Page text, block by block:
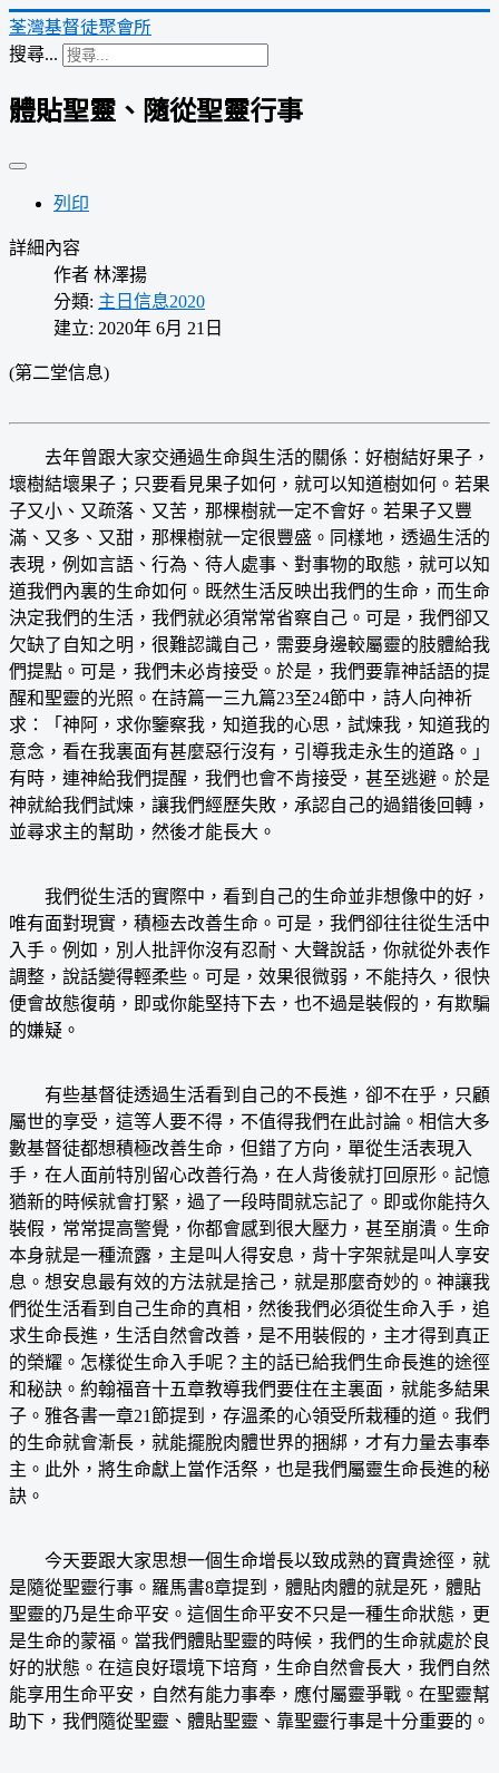
荃灣基督徒聚會所
搜尋...
體貼聖靈、隨從聖靈行事
列印
詳細內容
作者 林澤揚
分類: 主日信息2020
建立: 2020年 6月 21日
(第二堂信息)
去年曾跟大家交通過生命與生活的關係：好樹結好果子，
壞樹結壞果子；只要看見果子如何，就可以知道樹如何。若果
子又小、又疏落、又苦，那棵樹就一定不會好。若果子又豐
滿、又多、又甜，那棵樹就一定很豐盛。同樣地，透過生活的
表現，例如言語、行為、待人處事、對事物的取態，就可以知
道我們內裏的生命如何。既然生活反映出我們的生命，而生命
決定我們的生活，我們就必須常常省察自己。可是，我們卻又
欠缺了自知之明，很難認識自己，需要身邊較屬靈的肢體給我
們提點。可是，我們未必肯接受。於是，我們要靠神話語的提
醒和聖靈的光照。在詩篇一三九篇23至24節中，詩人向神祈
求：「神阿，求你鑒察我，知道我的心思，試煉我，知道我的
意念，看在我裏面有甚麼惡行沒有，引導我走永生的道路。」
有時，連神給我們提醒，我們也會不肯接受，甚至逃避。於是
神就給我們試煉，讓我們經歷失敗，承認自己的過錯後回轉，
並尋求主的幫助，然後才能長大。
我們從生活的實際中，看到自己的生命並非想像中的好，
唯有面對現實，積極去改善生命。可是，我們卻往往從生活中
入手。例如，別人批評你沒有忍耐、大聲說話，你就從外表作
調整，說話變得輕柔些。可是，效果很微弱，不能持久，很快
便會故態復萌，即或你能堅持下去，也不過是裝假的，有欺騙
的嫌疑。
有些基督徒透過生活看到自己的不長進，卻不在乎，只顧
屬世的享受，這等人要不得，不值得我們在此討論。相信大多
數基督徒都想積極改善生命，但錯了方向，單從生活表現入
手，在人面前特別留心改善行為，在人背後就打回原形。記憶
猶新的時候就會打緊，過了一段時間就忘記了。即或你能持久
裝假，常常提高警覺，你都會感到很大壓力，甚至崩潰。生命
本身就是一種流露，主是叫人得安息，背十字架就是叫人享安
息。想安息最有效的方法就是捨己，就是那麼奇妙的。神讓我
們從生活看到自己生命的真相，然後我們必須從生命入手，追
求生命長進，生活自然會改善，是不用裝假的，主才得到真正
的榮耀。怎樣從生命入手呢？主的話已給我們生命長進的途徑
和秘訣。約翰福音十五章教導我們要住在主裏面，就能多結果
子。雅各書一章21節提到，存溫柔的心領受所栽種的道。我們
的生命就會漸長，就能擺脫肉體世界的捆綁，才有力量去事奉
主。此外，將生命獻上當作活祭，也是我們屬靈生命長進的秘
訣。
今天要跟大家思想一個生命增長以致成熟的寶貴途徑，就
是隨從聖靈行事。羅馬書8章提到，體貼肉體的就是死，體貼
聖靈的乃是生命平安。這個生命平安不只是一種生命狀態，更
是生命的蒙福。當我們體貼聖靈的時候，我們的生命就處於良
好的狀態。在這良好環境下培育，生命自然會長大，我們自然
能享用生命平安，自然有能力事奉，應付屬靈爭戰。在聖靈幫
助下，我們隨從聖靈、體貼聖靈、靠聖靈行事是十分重要的。